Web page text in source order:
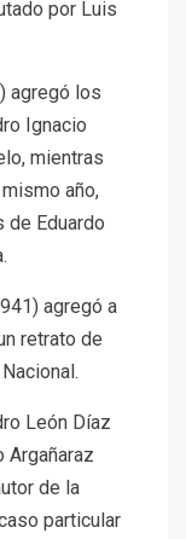
por Luis
agregó los
Ignacio
mientras
año,
de Eduardo
agregó a
retrato de
León Díaz
Argañaraz
de la
particular